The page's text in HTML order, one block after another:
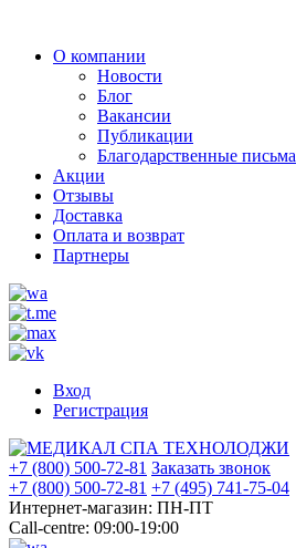
О компании
Новости
Блог
Вакансии
Публикации
Благодарственные письма
Акции
Отзывы
Доставка
Оплата и возврат
Партнеры
Вход
Регистрация
+7 (800) 500-72-81 Заказать звонок
+7 (800) 500-72-81 +7 (495) 741-75-04
Интернет-магазин: ПН-ПТ
Call-centre: 09:00-19:00